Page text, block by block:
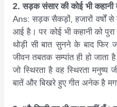
2. सड़क संसार की कोई भी कहानी
Ans: सड़क सैकड़ों, हजारों वर्षों से
आई है। पर कोई भी कहानी को
थोड़ी सी बात सुनने के बाद फिर
जीवन तबतक सम्पांत ही हो
जो स्थिरता है वह स्थिरता
बातें और बिखरे हुए गीत अनेक है